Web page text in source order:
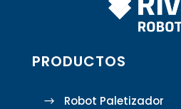
PRODUCTOS
Robot Paletizador